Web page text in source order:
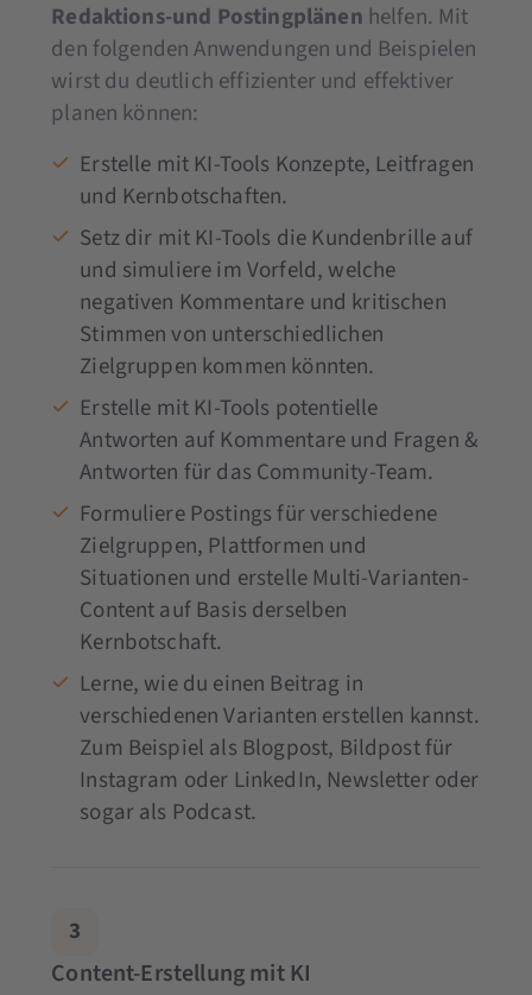
Redaktions-und Postingplänen helfen. Mit
den folgenden Anwendungen und Beispielen
wirst du deutlich effizienter und effektiver
planen können:
Erstelle mit KI-Tools Konzepte, Leitfragen
und Kernbotschaften.
Setz dir mit KI-Tools die Kundenbrille auf
und simuliere im Vorfeld, welche
negativen Kommentare und kritischen
Stimmen von unterschiedlichen
Zielgruppen kommen könnten.
Erstelle mit KI-Tools potentielle
Antworten auf Kommentare und Fragen &
Antworten für das Community-Team.
Formuliere Postings für verschiedene
Zielgruppen, Plattformen und
Situationen und erstelle Multi-Varianten-
Content auf Basis derselben
Kernbotschaft.
Lerne, wie du einen Beitrag in
verschiedenen Varianten erstellen kannst.
Zum Beispiel als Blogpost, Bildpost für
Instagram oder LinkedIn, Newsletter oder
sogar als Podcast.
3
Content-Erstellung mit KI